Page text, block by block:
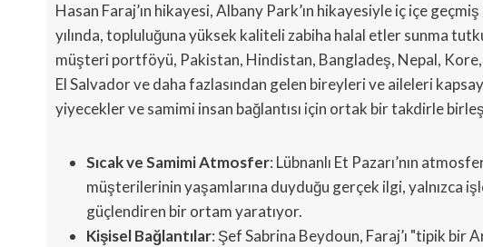
Hasan Faraj’ın hikayesi, Albany Park’ın hikayesiyle iç içe
yılında, topluluğuna yüksek kaliteli zabiha halal etler sunma
müşteri portföyü, Pakistan, Hindistan, Bangladeş, Nepal,
El Salvador ve daha fazlasından gelen bireyleri ve aileleri
yiyecekler ve samimi insan bağlantısı için ortak bir takdirle
Sıcak ve Samimi Atmosfer: Lübnanlı Et Pazarı’nın
müşterilerinin yaşamlarına duyduğu gerçek ilgi, yalnızca
güçlendiren bir ortam yaratıyor.
Kişisel Bağlantılar: Şef Sabrina Beydoun, Faraj’ı "tipik bir